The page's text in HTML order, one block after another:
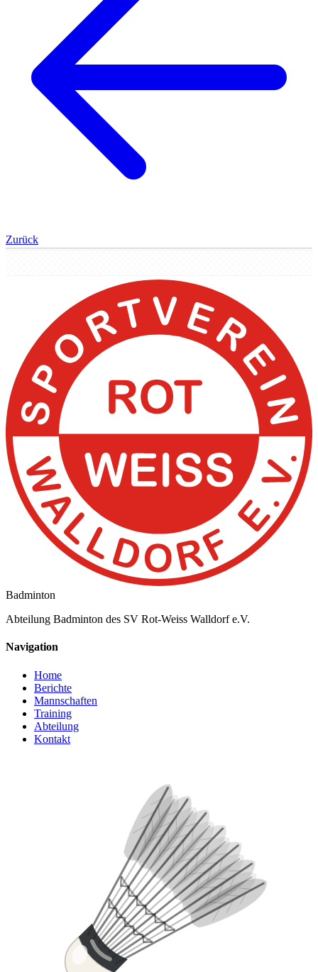
Zurück
Badminton
Abteilung Badminton des SV Rot-Weiss Walldorf e.V.
Navigation
Home
Berichte
Mannschaften
Training
Abteilung
Kontakt